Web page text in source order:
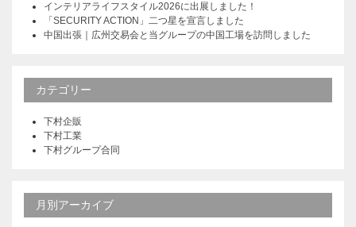
インテリアライフスタイル2026に出展しました！
「SECURITY ACTION」二つ星を宣言しました
中国出張｜広州交易会と当グループの中国工場を訪問しました
カテゴリー
下村企販
下村工業
下村グループ合同
月別アーカイブ